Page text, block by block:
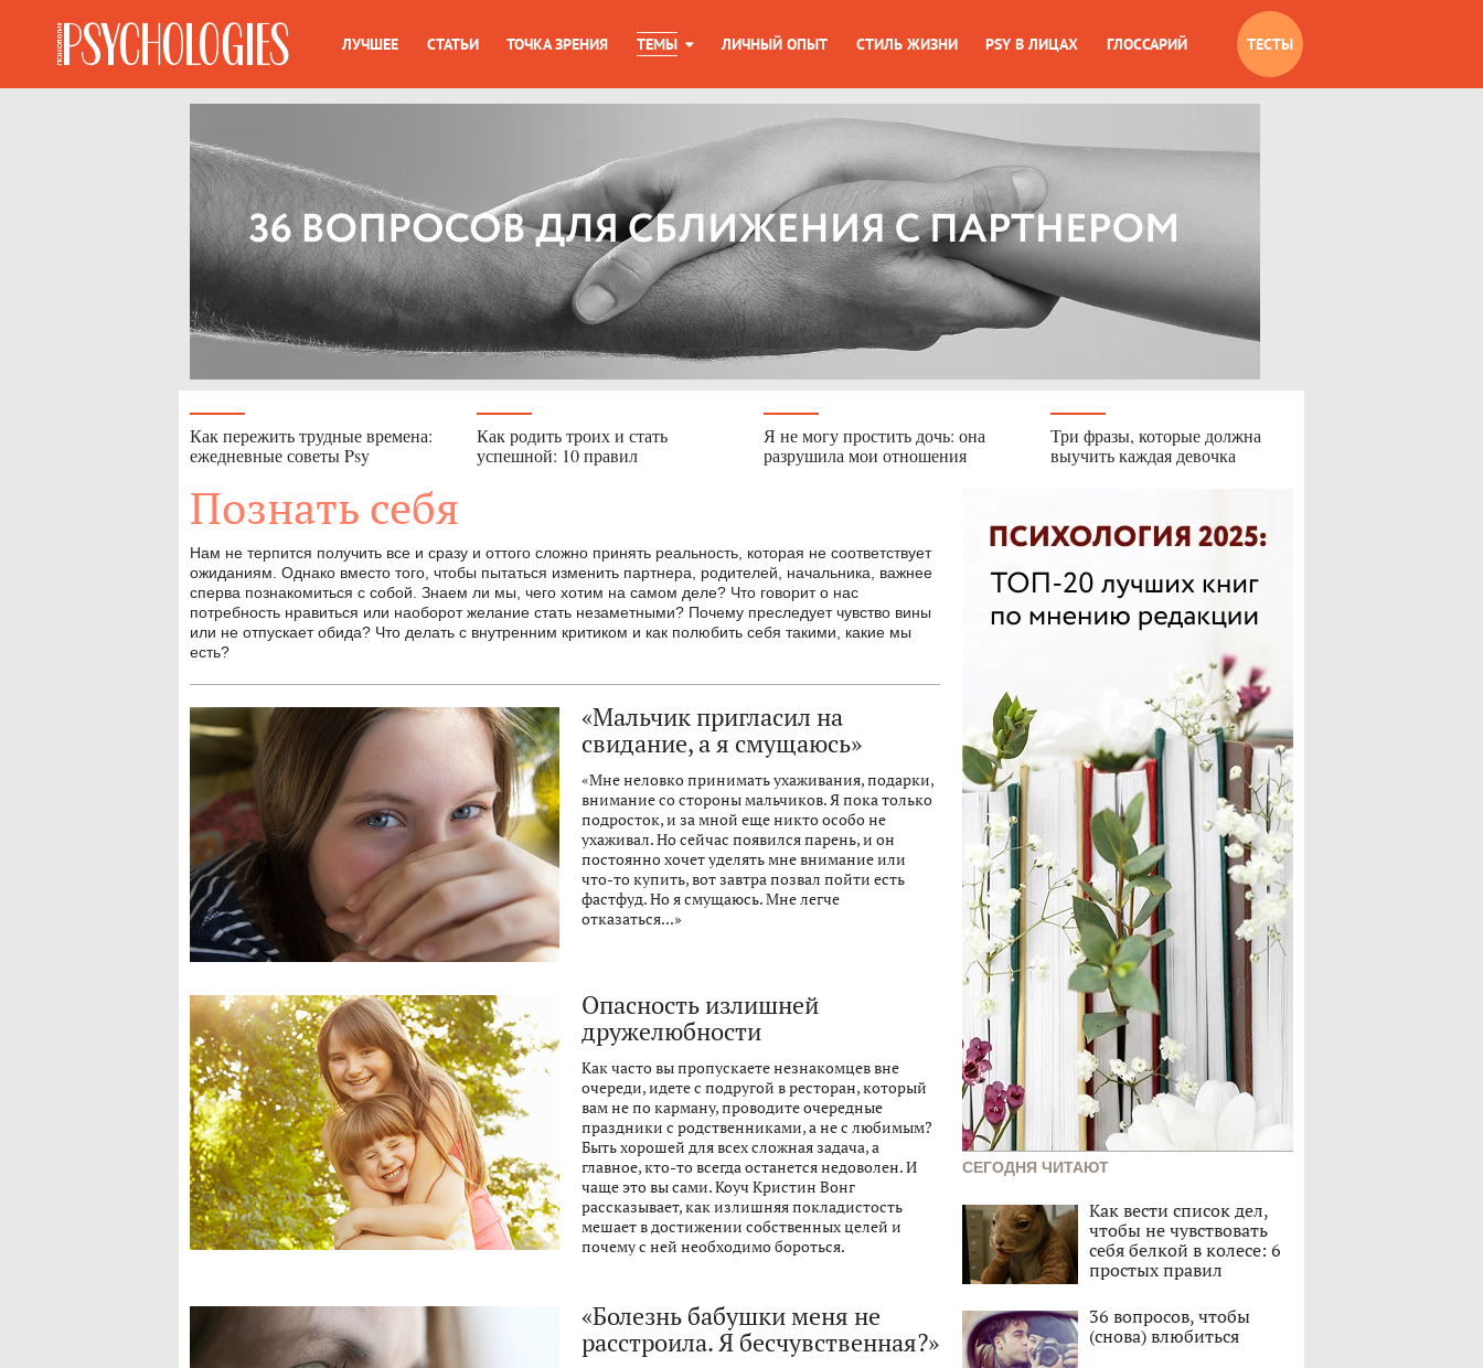
ЛУЧШЕЕ СТАТЬИ ТОЧКА ЗРЕНИЯ ТЕМЫ ЛИЧНЫЙ ОПЫТ СТИЛЬ ЖИЗНИ PSY В ЛИЦАХ ГЛОССАРИЙ ТЕСТЫ
Как пережить трудные времена:
ежедневные советы Psy
Как родить троих и стать
успешной: 10 правил
Я не могу простить дочь: она
разрушила мои отношения
Три фразы, которые должна
выучить каждая девочка
Познать себя
Нам не терпится получить все и сразу и оттого сложно принять реальность, которая не соответствует
ожиданиям. Однако вместо того, чтобы пытаться изменить партнера, родителей, начальника, важнее
сперва познакомиться с собой. Знаем ли мы, чего хотим на самом деле? Что говорит о нас
потребность нравиться или наоборот желание стать незаметными? Почему преследует чувство вины
или не отпускает обида? Что делать с внутренним критиком и как полюбить себя такими, какие мы
есть?
«Мальчик пригласил на
свидание, а я смущаюсь»
«Мне неловко принимать ухаживания, подарки,
внимание со стороны мальчиков. Я пока только
подросток, и за мной еще никто особо не
ухаживал. Но сейчас появился парень, и он
постоянно хочет уделять мне внимание или
что-то купить, вот завтра позвал пойти есть
фастфуд. Но я смущаюсь. Мне легче
отказаться...»
Опасность излишней
дружелюбности
Как часто вы пропускаете незнакомцев вне
очереди, идете с подругой в ресторан, который
вам не по карману, проводите очередные
праздники с родственниками, а не с любимым?
Быть хорошей для всех сложная задача, а
главное, кто-то всегда останется недоволен. И
чаще это вы сами. Коуч Кристин Вонг
рассказывает, как излишняя покладистость
мешает в достижении собственных целей и
почему с ней необходимо бороться.
«Болезнь бабушки меня не
расстроила. Я бесчувственная?»
СЕГОДНЯ ЧИТАЮТ
Как вести список дел,
чтобы не чувствовать
себя белкой в колесе: 6
простых правил
36 вопросов, чтобы
(снова) влюбиться